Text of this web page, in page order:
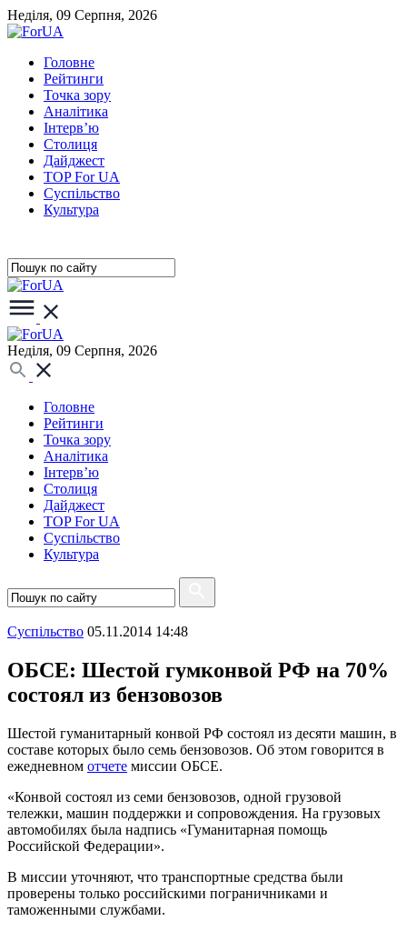
Неділя, 09 Серпня, 2026
Головне
Рейтинги
Точка зору
Аналітика
Інтерв’ю
Столиця
Дайджест
TOP For UA
Суспiльство
Культура
Неділя, 09 Серпня, 2026
Головне
Рейтинги
Точка зору
Аналітика
Інтерв’ю
Столиця
Дайджест
TOP For UA
Суспiльство
Культура
Суспiльство 05.11.2014 14:48
ОБСЕ: Шестой гумконвой РФ на 70%
состоял из бензовозов
Шестой гуманитарный конвой РФ состоял из десяти машин, в
составе которых было семь бензовозов. Об этом говорится в
ежедневном отчете миссии ОБСЕ.
«Конвой состоял из семи бензовозов, одной грузовой
тележки, машин поддержки и сопровождения. На грузовых
автомобилях была надпись «Гуманитарная помощь
Российской Федерации».
В миссии уточняют, что транспортные средства были
проверены только российскими пограничниками и
таможенными службами.